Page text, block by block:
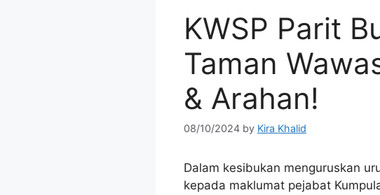
KWSP Parit
Taman
& Arahan!
08/10/2024 by Kira Khalid
Dalam kesibukan menguruskan
kepada maklumat pejabat